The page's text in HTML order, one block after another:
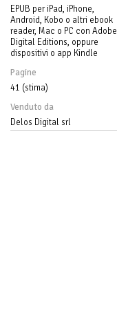
EPUB per iPad, iPhone,
Android, Kobo o altri ebook
reader, Mac o PC con Adobe
Digital Editions, oppure
dispositivi o app Kindle
Pagine
41 (stima)
Venduto da
Delos Digital srl